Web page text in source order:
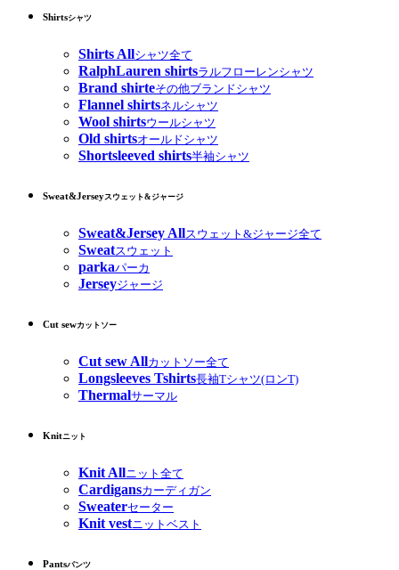
Shirtsシャツ
Shirts Allシャツ全て
RalphLauren shirtsラルフローレンシャツ
Brand shirteその他ブランドシャツ
Flannel shirtsネルシャツ
Wool shirtsウールシャツ
Old shirtsオールドシャツ
Shortsleeved shirts半袖シャツ
Sweat&Jerseyスウェット&ジャージ
Sweat&Jersey Allスウェット&ジャージ全て
Sweatスウェット
parkaパーカ
Jerseyジャージ
Cut sewカットソー
Cut sew Allカットソー全て
Longsleeves Tshirts長袖Tシャツ(ロンT)
Thermalサーマル
Knitニット
Knit Allニット全て
Cardigansカーディガン
Sweaterセーター
Knit vestニットベスト
Pantsパンツ